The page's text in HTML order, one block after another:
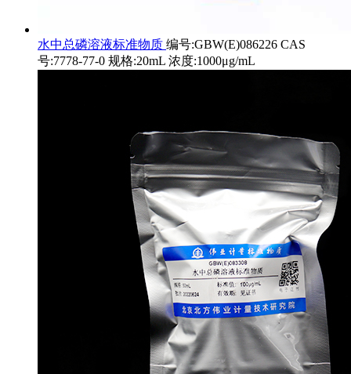
水中总磷溶液标准物质 编号:GBW(E)086226 CAS
号:7778-77-0 规格:20mL 浓度:1000μg/mL